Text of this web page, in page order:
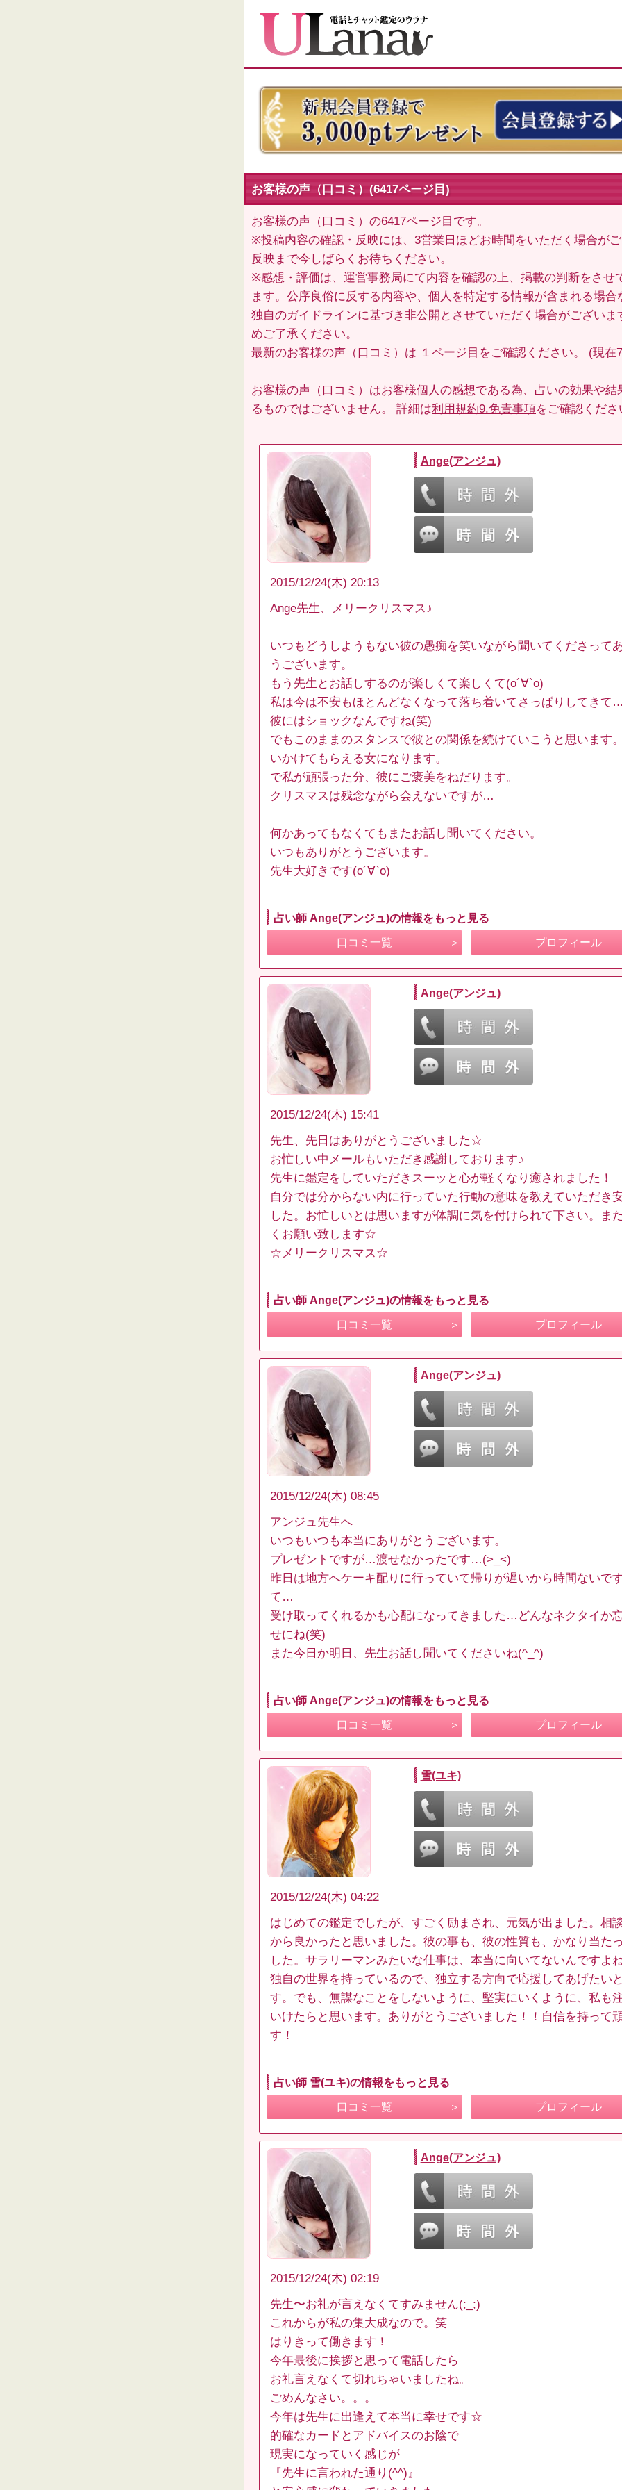
お客様の声（口コミ）(6417ページ目)
お客様の声（口コミ）の6417ページ目です。
※投稿内容の確認・反映には、3営業日ほどお時間をいただく場合がご
反映まで今しばらくお待ちください。
※感想・評価は、運営事務局にて内容を確認の上、掲載の判断をさせ
ます。公序良俗に反する内容や、個人を特定する情報が含まれる場合
独自のガイドラインに基づき非公開とさせていただく場合がございま
めご了承ください。
最新のお客様の声（口コミ）は １ページ目 をご確認ください。 (現在
お客様の声（口コミ）はお客様個人の感想である為、占いの効果や結
るものではございません。 詳細は利用規約9.免責事項をご確認くださ
Ange(アンジュ)
2015/12/24(木) 20:13
Ange先生、メリークリスマス♪
いつもどうしようもない彼の愚痴を笑いながら聞いてくださって
うございます。
もう先生とお話しするのが楽しくて楽しくて(о´∀`о)
私は今は不安もほとんどなくなって落ち着いてさっぱりしてきて
彼にはショックなんですね(笑)
でもこのままのスタンスで彼との関係を続けていこうと思います
いかけてもらえる女になります。
で私が頑張った分、彼にご褒美をねだります。
クリスマスは残念ながら会えないですが…
何かあってもなくてもまたお話し聞いてください。
いつもありがとうございます。
先生大好きです(о´∀`о)
占い師 Ange(アンジュ)の情報をもっと見る
口コミ一覧 プロフィール
Ange(アンジュ)
2015/12/24(木) 15:41
先生、先日はありがとうございました☆
お忙しい中メールもいただき感謝しております♪
先生に鑑定をしていただきスーッと心が軽くなり癒されました！
自分では分からない内に行っていた行動の意味を教えていただき
した。お忙しいとは思いますが体調に気を付けられて下さい。ま
くお願い致します☆
☆メリークリスマス☆
占い師 Ange(アンジュ)の情報をもっと見る
口コミ一覧 プロフィール
Ange(アンジュ)
2015/12/24(木) 08:45
アンジュ先生へ
いつもいつも本当にありがとうございます。
プレゼントですが…渡せなかったです…(>_<)
昨日は地方へケーキ配りに行っていて帰りが遅いから時間ないで
て…
受け取ってくれるかも心配になってきました…どんなネクタイか
せにね(笑)
また今日か明日、先生お話し聞いてくださいね(^_^)
占い師 Ange(アンジュ)の情報をもっと見る
口コミ一覧 プロフィール
雪(ユキ)
2015/12/24(木) 04:22
はじめての鑑定でしたが、すごく励まされ、元気が出ました。相
から良かったと思いました。彼の事も、彼の性質も、かなり当た
した。サラリーマンみたいな仕事は、本当に向いてないんですよね
独自の世界を持っているので、独立する方向で応援してあげたい
す。でも、無謀なことをしないように、堅実にいくように、私も
いけたらと思います。ありがとうございました！！自信を持って
す！
占い師 雪(ユキ)の情報をもっと見る
口コミ一覧 プロフィール
Ange(アンジュ)
2015/12/24(木) 02:19
先生〜お礼が言えなくてすみません(;_;)
これからが私の集大成なので。笑
はりきって働きます！
今年最後に挨拶と思って電話したら
お礼言えなくて切れちゃいましたね。
ごめんなさい。。。
今年は先生に出逢えて本当に幸せです☆
的確なカードとアドバイスのお陰で
現実になっていく感じが
『先生に言われた通り(^^)』